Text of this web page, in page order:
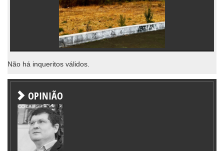
Não há inqueritos válidos.
OPINIÃO